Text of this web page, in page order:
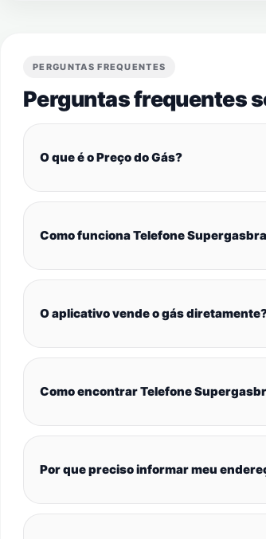
PERGUNTAS FREQUENTES
Perguntas frequentes
O que é o Preço do Gás?
Como funciona Telefone
O aplicativo vende o gás
Como encontrar Telefone
Por que preciso informar meu